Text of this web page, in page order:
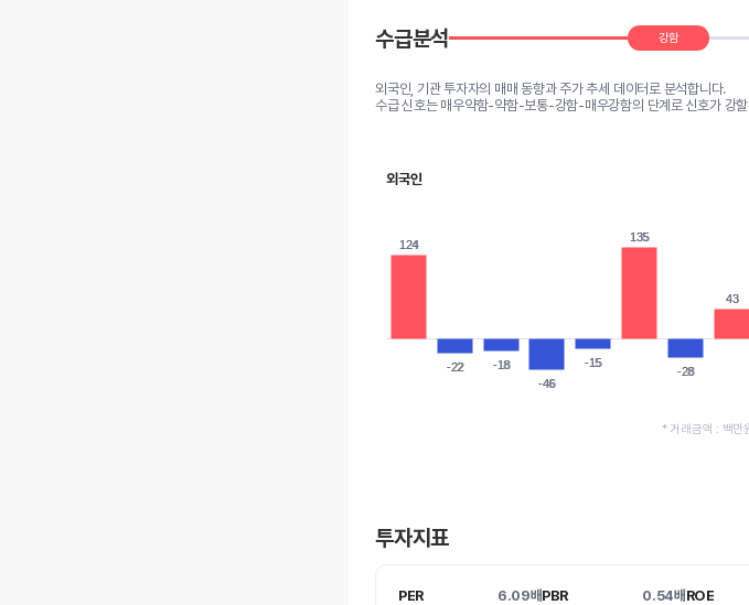
수급분석 강함
외국인, 기관 투자자의 매매 동향과 주가 추세 데이터로 분석합니다.
수급 신호는 매우약함-약함-보통-강함-매우강함의 단계로 신호가 강
외국인
124
124
-22
-22 -18
-18
-46
-46
-15
-15
135
135
-28
-28
43
43
* 거래금액 : 백만
투자지표
PER 6.09배PBR 0.54배 ROE